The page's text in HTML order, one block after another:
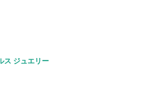
ス ジュエリー